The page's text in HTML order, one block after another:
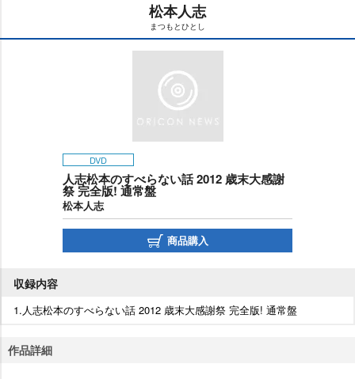
t
松本人志
まつもとひとし
DVD
人志松本のすべらない話 2012 歳末大感謝
祭 完全版! 通常盤
松本人志
商品購入
収録内容
1.人志松本のすべらない話 2012 歳末大感謝祭 完全版! 通常盤
作品詳細